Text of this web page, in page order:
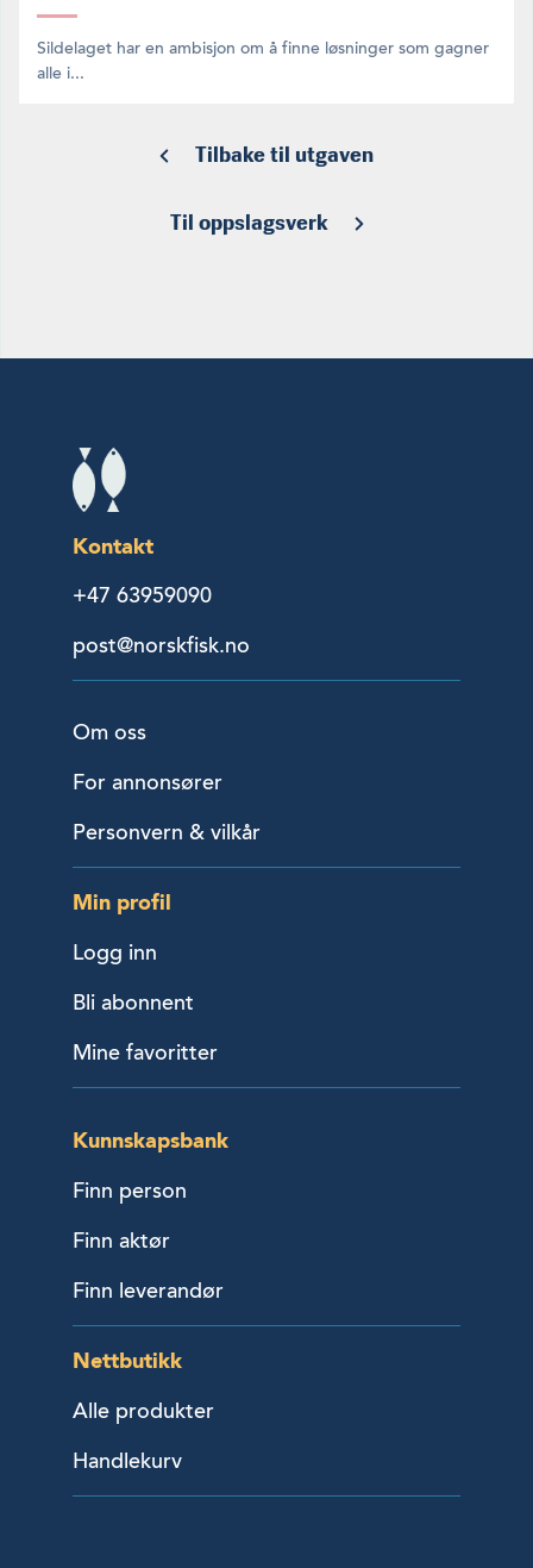
Sildelaget har en ambisjon om å finne løsninger som gagner
alle i...
Tilbake til utgaven
Til oppslagsverk
Kontakt
+47 63959090
post@norskfisk.no
Om oss
For annonsører
Personvern & vilkår
Min profil
Logg inn
Bli abonnent
Mine favoritter
Kunnskapsbank
Finn person
Finn aktør
Finn leverandør
Nettbutikk
Alle produkter
Handlekurv